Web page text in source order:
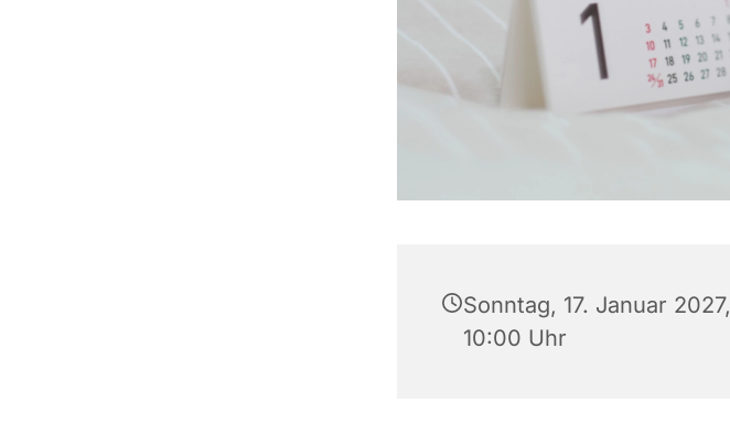
Sonntag, 17. Januar 2027,
10:00 Uhr